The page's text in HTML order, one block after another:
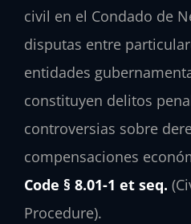
civil en el Condado de
disputas entre
entidades
constituyen delitos
controversias sobre
compensaciones
Code § 8.01-1 et seq.
Procedure).